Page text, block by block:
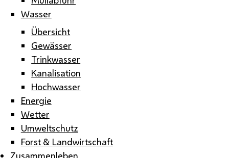
Wasser
Übersicht
Gewässer
Trinkwasser
Kanalisation
Hochwasser
Energie
Wetter
Umweltschutz
Forst & Landwirtschaft
Zusammenleben